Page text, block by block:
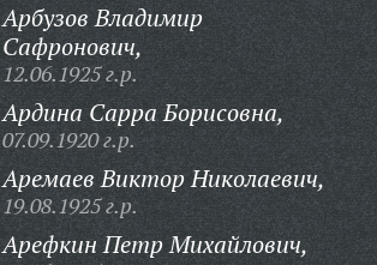
Арбузов Владимир
Сафронович,
12.06.1925 г.р.
Ардина Сарра Борисовна,
07.09.1920 г.р.
Аремаев Виктор Николаевич,
19.08.1925 г.р.
Арефкин Петр Михайлович,